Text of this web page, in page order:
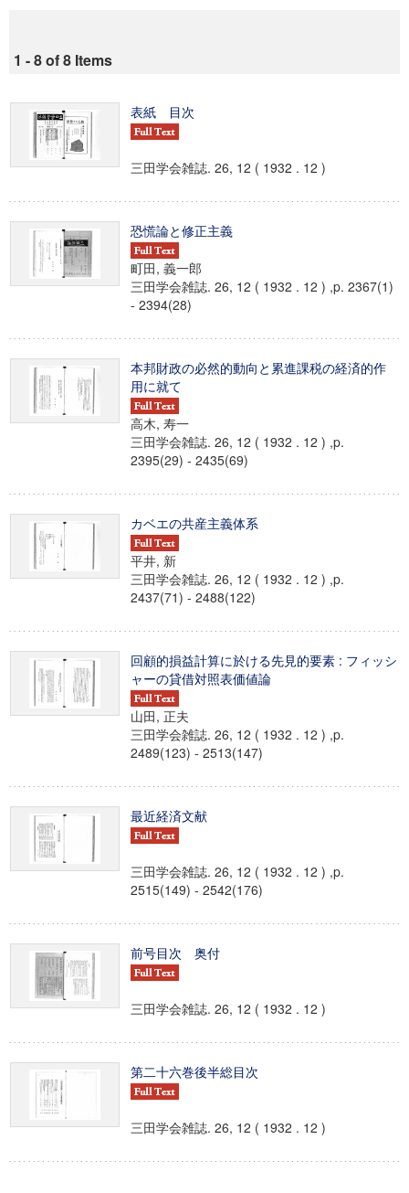
1 - 8 of 8 Items
表紙 目次
三田学会雑誌. 26, 12 ( 1932 . 12 )
恐慌論と修正主義
町田, 義一郎
三田学会雑誌. 26, 12 ( 1932 . 12 ) ,p. 2367(1)
- 2394(28)
本邦財政の必然的動向と累進課税の経済的作
用に就て
高木, 寿一
三田学会雑誌. 26, 12 ( 1932 . 12 ) ,p.
2395(29) - 2435(69)
カベエの共産主義体系
平井, 新
三田学会雑誌. 26, 12 ( 1932 . 12 ) ,p.
2437(71) - 2488(122)
回顧的損益計算に於ける先見的要素 : フィッシ
ャーの貸借対照表価値論
山田, 正夫
三田学会雑誌. 26, 12 ( 1932 . 12 ) ,p.
2489(123) - 2513(147)
最近経済文献
三田学会雑誌. 26, 12 ( 1932 . 12 ) ,p.
2515(149) - 2542(176)
前号目次 奥付
三田学会雑誌. 26, 12 ( 1932 . 12 )
第二十六巻後半総目次
三田学会雑誌. 26, 12 ( 1932 . 12 )